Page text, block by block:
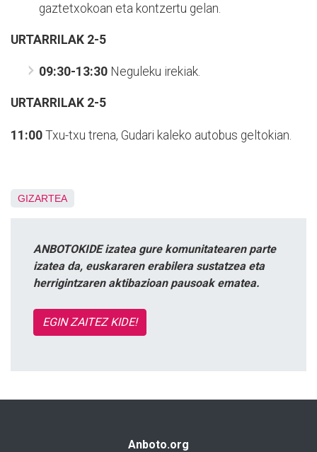
gaztetxokoan eta kontzertu gelan.
URTARRILAK 2-5
09:30-13:30 Neguleku irekiak.
URTARRILAK 2-5
11:00 Txu-txu trena, Gudari kaleko autobus geltokian.
GIZARTEA
ANBOTOKIDE izatea gure komunitatearen parte
izatea da, euskararen erabilera sustatzea eta
herrigintzaren aktibazioan pausoak ematea.
EGIN ZAITEZ KIDE!
Anboto.org